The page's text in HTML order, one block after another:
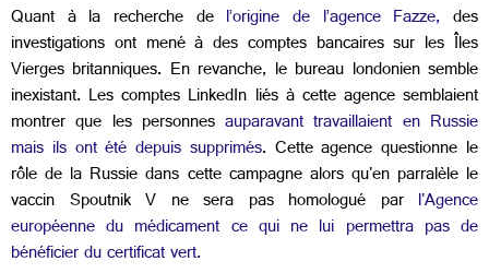
Quant à la recherche de l’origine de l’agence Fazze, des
investigations ont mené à des comptes bancaires sur les Îles
Vierges britanniques. En revanche, le bureau londonien semble
inexistant. Les comptes LinkedIn liés à cette agence semblaient
montrer que les personnesauparavant travaillaient en Russie
mais ils ont été depuis supprimés. Cette agence questionne le
rôle de la Russie dans cette campagne alors qu'en parralèle le
vaccin Spoutnik V ne sera pas homologué parl'Agence
européenne du médicament ce qui ne lui permettra pas de
bénéficier du certificat vert.